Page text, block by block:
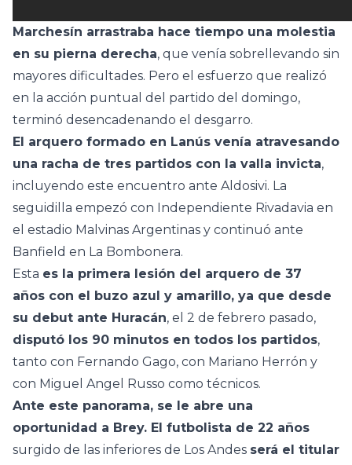
Marchesín arrastraba hace tiempo una molestia
en su pierna derecha, que venía sobrellevando sin
mayores dificultades. Pero el esfuerzo que realizó
en la acción puntual del partido del domingo,
terminó desencadenando el desgarro.
El arquero formado en Lanús venía atravesando
una racha de tres partidos con la valla invicta,
incluyendo este encuentro ante Aldosivi. La
seguidilla empezó con Independiente Rivadavia en
el estadio Malvinas Argentinas y continuó ante
Banfield en La Bombonera.
Esta es la primera lesión del arquero de 37
años con el buzo azul y amarillo, ya que desde
su debut ante Huracán, el 2 de febrero pasado,
disputó los 90 minutos en todos los partidos,
tanto con Fernando Gago, con Mariano Herrón y
con Miguel Angel Russo como técnicos.
Ante este panorama, se le abre una
oportunidad a Brey. El futbolista de 22 años
surgido de las inferiores de Los Andes será el titular